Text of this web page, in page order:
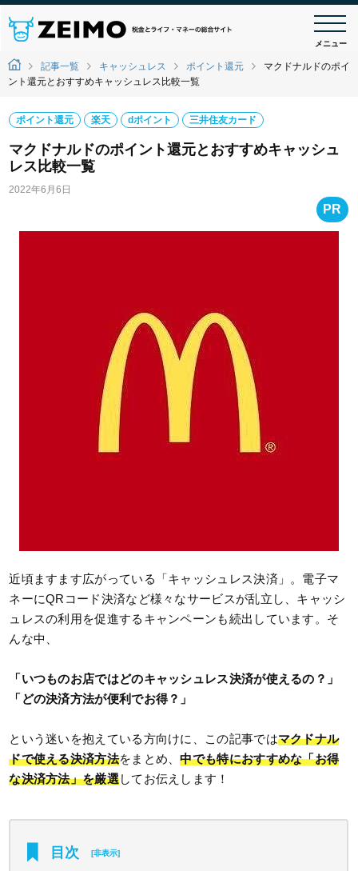
メニュー
記事一覧 キャッシュレス ポイント還元
マクドナルドのポイ
ント還元とおすすめキャッシュレス比較一覧
ポイント還元 楽天 dポイント 三井住友カード
マクドナルドのポイント還元とおすすめキャッシュ
レス比較一覧
2022年6月6日
PR
近頃ますます広がっている「キャッシュレス決済」。電子マ
ネーにQRコード決済など様々なサービスが乱立し、キャッシ
ュレスの利用を促進するキャンペーンも続出しています。そ
んな中、
「いつものお店ではどのキャッシュレス決済が使えるの？」
「どの決済方法が便利でお得？」
という迷いを抱えている方向けに、この記事ではマクドナル
ドで使える決済方法をまとめ、中でも特におすすめな「お得
な決済方法」を厳選してお伝えします！
目次 [非表示]